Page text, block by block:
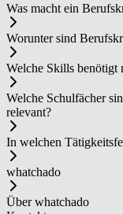
Was macht ein
Worunter sind
Welche Skills benötigt
Welche Schulfächer
relevant?
In welchen
whatchado
Über whatchado